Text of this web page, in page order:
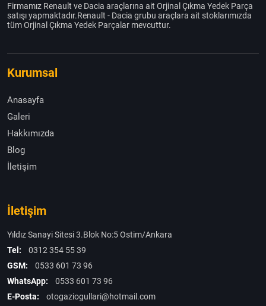
Firmamız Renault ve Dacia araçlarına ait Orjinal Çıkma Yedek Parça
satışı yapmaktadır.Renault - Dacia grubu araçlara ait stoklarımızda
tüm Orjinal Çıkma Yedek Parçalar mevcuttur.
Kurumsal
Anasayfa
Galeri
Hakkımızda
Blog
İletişim
İletişim
Yıldız Sanayi Sitesi 3.Blok No:5 Ostim/Ankara
Tel:
0312 354 55 39
GSM:
0533 601 73 96
WhatsApp:
0533 601 73 96
E-Posta:
otogaziogullari@hotmail.com